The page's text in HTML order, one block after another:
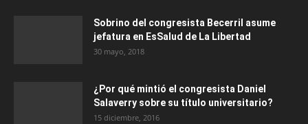
Sobrino del congresista Becerril asume
jefatura en EsSalud de La Libertad
30 mayo, 2018
¿Por qué mintió el congresista Daniel
Salaverry sobre su título universitario?
15 diciembre, 2016